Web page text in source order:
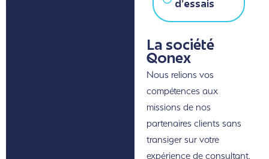
d'essais
La société
Qonex
Nous relions vos
compétences aux
missions de nos
partenaires clients sans
transiger sur votre
expérience de consultant.